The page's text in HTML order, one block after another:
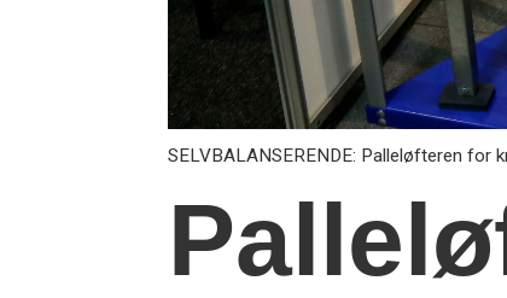
SELVBALANSERENDE: Palleløfteren for